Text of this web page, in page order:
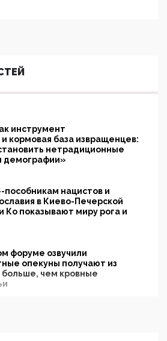
инструмент
кормовая база извращенцев:
нетрадиционные
демографии»
нацистов и
в Киево-Печерской
Ко показывают миру рога и
форуме озвучили
опекуны получают из
чем кровные